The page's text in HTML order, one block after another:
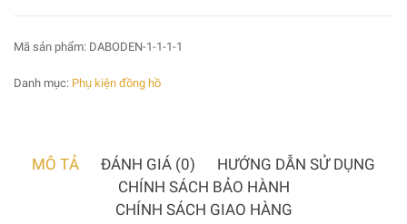
Mã sản phẩm: DABODEN-1-1-1-1
Danh mục: Phụ kiện đồng hồ
MÔ TẢ ĐÁNH GIÁ (0)
HƯỚNG DẪN SỬ DỤNG
CHÍNH SÁCH BẢO HÀNH
CHÍNH SÁCH GIAO HÀNG